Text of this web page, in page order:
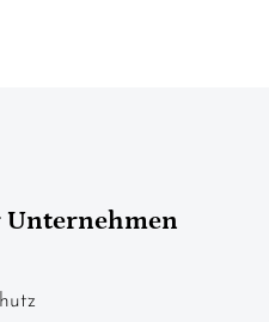
Unternehmen